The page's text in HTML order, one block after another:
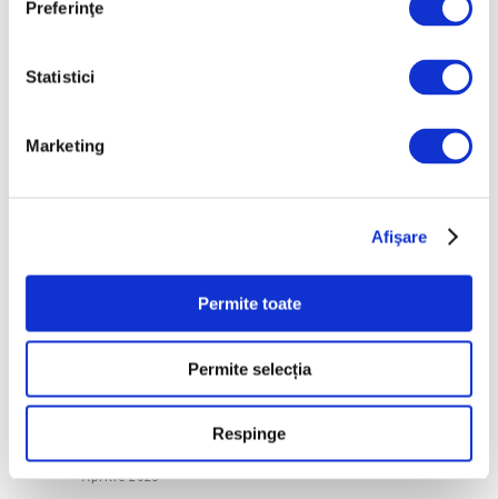
Preferinţe
Statistici
Marketing
Afişare
Permite toate
Permite selecția
Respinge
Mai 2024
Martie 2024
Ianuarie 2024
August 2023
Iunie 2023
Aprilie 2023